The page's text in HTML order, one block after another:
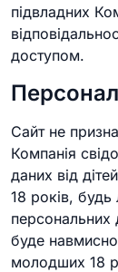
підвладних
доступом.
Сайт не
Компанія
даних від
18 років,
персональних
буде навмисно
молодших 18